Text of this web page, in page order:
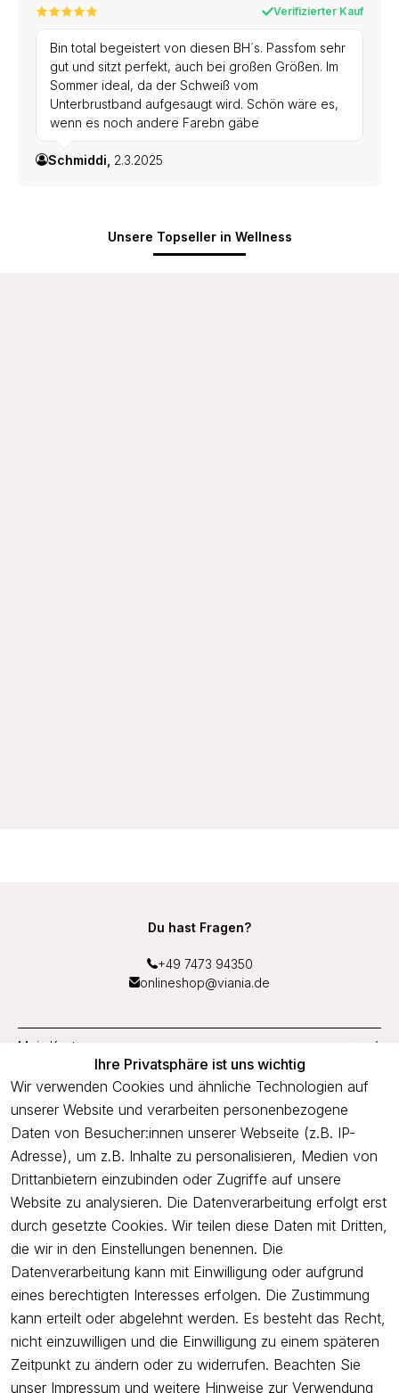
Verifizierter Kauf
Bin total begeistert von diesen BH´s. Passfom sehr
gut und sitzt perfekt, auch bei großen Größen. Im
Sommer ideal, da der Schweiß vom
Unterbrustband aufgesaugt wird. Schön wäre es,
wenn es noch andere Farebn gäbe
Schmiddi, 2.3.2025
Unsere Topseller in Wellness
Ihre Privatsphäre ist uns wichtig
Wir verwenden Cookies und ähnliche Technologien auf
unserer Website und verarbeiten personenbezogene
Daten von Besucher:innen unserer Webseite (z.B. IP-
Adresse), um z.B. Inhalte zu personalisieren, Medien von
Drittanbietern einzubinden oder Zugriffe auf unsere
Website zu analysieren. Die Datenverarbeitung erfolgt erst
durch gesetzte Cookies. Wir teilen diese Daten mit Dritten,
die wir in den Einstellungen benennen. Die
Datenverarbeitung kann mit Einwilligung oder aufgrund
eines berechtigten Interesses erfolgen. Die Zustimmung
kann erteilt oder abgelehnt werden. Es besteht das Recht,
nicht einzuwilligen und die Einwilligung zu einem späteren
Zeitpunkt zu ändern oder zu widerrufen. Beachten Sie
unser Impressum und weitere Hinweise zur Verwendung
Du hast Fragen?
+49 7473 94350
onlineshop@viania.de
Mein Konto
Service
Unternehmen
Newsletter
Freue dich über 5€ Rabatt bei deiner nächsten Bestellung und
profitiere von Angeboten.
Newsletter abonnieren
Ich bestätige hiermit, dass ich die Datenschutzerklärung
gelesen
habe. Ich kann meine Einwilligung jederzeit widerrufen.